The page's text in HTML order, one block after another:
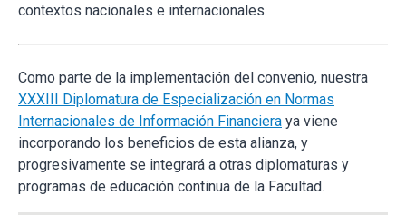
contextos nacionales e internacionales.
Como parte de la implementación del convenio, nuestra
XXXIII Diplomatura de Especialización en Normas
Internacionales de Información Financiera ya viene
incorporando los beneficios de esta alianza, y
progresivamente se integrará a otras diplomaturas y
programas de educación continua de la Facultad.